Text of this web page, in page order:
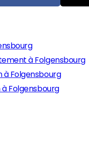
à Folgensbourg
à Folgensbourg
à Folgensbourg